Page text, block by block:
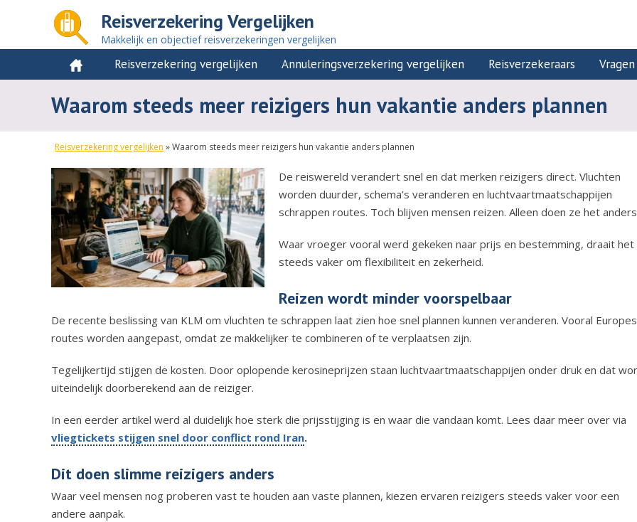
Reisverzekering Vergelijken
Makkelijk en objectief reisverzekeringen vergelijken
Reisverzekering vergelijken Annuleringsverzekering vergelijken Reisverzekeraars Vragen
Waarom steeds meer reizigers hun vakantie anders plannen
Reisverzekering vergelijken »Waarom steeds meer reizigers hun vakantie anders plannen
De reiswereld verandert snel en dat merken reizigers direct. Vluchten
worden duurder, schema’s veranderen en luchtvaartmaatschappijen
schrappen routes. Toch blijven mensen reizen. Alleen doen ze het
Waar vroeger vooral werd gekeken naar prijs en bestemming, draait het
steeds vaker om flexibiliteit en zekerheid.
Reizen wordt minder voorspelbaar
De recente beslissing van KLM om vluchten te schrappen laat zien hoe snel plannen kunnen veranderen. Vooral
routes worden aangepast, omdat ze makkelijker te combineren of te verplaatsen zijn.
Tegelijkertijd stijgen de kosten. Door oplopende kerosineprijzen staan luchtvaartmaatschappijen onder druk en dat
uiteindelijk doorberekend aan de reiziger.
In een eerder artikel werd al duidelijk hoe sterk die prijsstijging is en waar die vandaan komt. Lees daar meer over via
vliegtickets stijgen snel door conflict rond Iran.
Dit doen slimme reizigers anders
Waar veel mensen nog proberen vast te houden aan vaste plannen, kiezen ervaren reizigers steeds vaker voor een
andere aanpak.